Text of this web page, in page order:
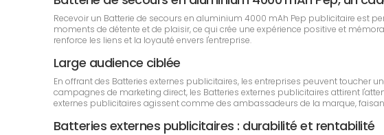
Recevoir un Batterie de secours en aluminium 4000 mAh Pep publicitaire est
moments de détente et de plaisir, ce qui crée une expérience positive et
renforce les liens et la loyauté envers l'entreprise.
Large audience ciblée
En offrant des Batteries externes publicitaires, les entreprises peuvent toucher
campagnes de marketing direct, les Batteries externes publicitaires attirent
externes publicitaires agissent comme des ambassadeurs de la marque,
Batteries externes publicitaires : durabilité et rentabilité